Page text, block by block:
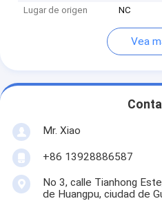
Lugar de origen NC
Vea
Mr. Xiao
+86 13928886587
No 3, calle Tianhong
de Huangpu, ciudad de